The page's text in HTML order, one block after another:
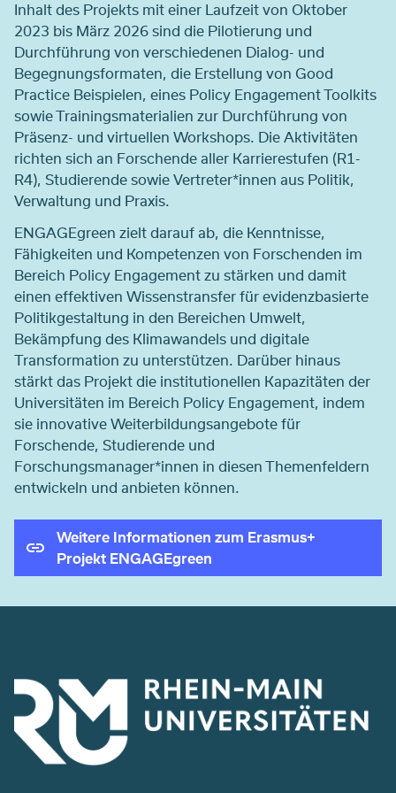
Inhalt des Projekts mit einer Laufzeit von Oktober
2023 bis März 2026 sind die Pilotierung und
Durchführung von verschiedenen Dialog- und
Begegnungsformaten, die Erstellung von Good
Practice Beispielen, eines Policy Engagement Toolkits
sowie Trainingsmaterialien zur Durchführung von
Präsenz- und virtuellen Workshops. Die Aktivitäten
richten sich an Forschende aller Karrierestufen (R1-
R4), Studierende sowie Vertreter*innen aus Politik,
Verwaltung und Praxis.
ENGAGEgreen zielt darauf ab, die Kenntnisse,
Fähigkeiten und Kompetenzen von Forschenden im
Bereich Policy Engagement zu stärken und damit
einen effektiven Wissenstransfer für evidenzbasierte
Politikgestaltung in den Bereichen Umwelt,
Bekämpfung des Klimawandels und digitale
Transformation zu unterstützen. Darüber hinaus
stärkt das Projekt die institutionellen Kapazitäten der
Universitäten im Bereich Policy Engagement, indem
sie innovative Weiterbildungsangebote für
Forschende, Studierende und
Forschungsmanager*innen in diesen Themenfeldern
entwickeln und anbieten können.
Weitere Informationen zum Erasmus+
Projekt ENGAGEgreen